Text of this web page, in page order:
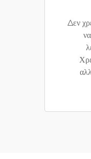
Δεν